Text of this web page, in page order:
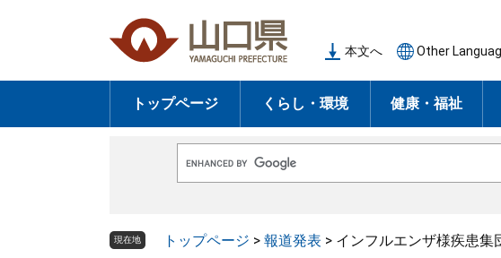
の
頭
ー
飛
本文へ Other
トップページ くらし・環境 健康・福祉
o
e
現在地 トップページ > 報道発表 > インフルエンザ様疾患集